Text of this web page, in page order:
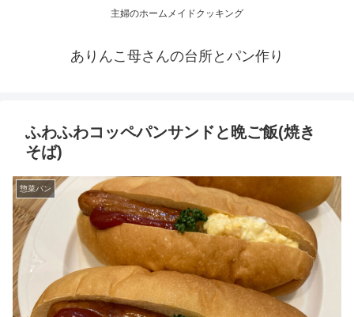
主婦のホームメイドクッキング
ありんこ母さんの台所とパン作り
ふわふわコッペパンサンドと晩ご飯(焼き
そば)
惣菜パン